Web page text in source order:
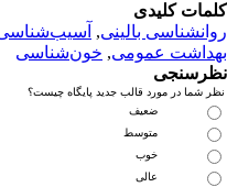
کلیدی
بالینی, آسیب‌شناسی,
عمومی, خون‌شناسی
شما در مورد قالب جدید پایگاه چیست؟
ضعیف
متوسط
خوب
عالی